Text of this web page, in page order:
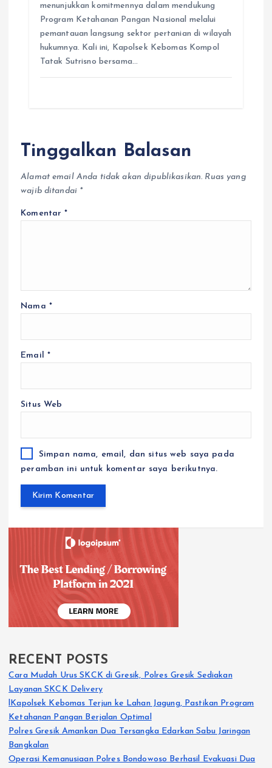
menunjukkan komitmennya dalam mendukung
Program Ketahanan Pangan Nasional melalui
pemantauan langsung sektor pertanian di wilayah
hukumnya. Kali ini, Kapolsek Kebomas Kompol
Tatak Sutrisno bersama…
Tinggalkan Balasan
Alamat email Anda tidak akan dipublikasikan. Ruas yang
wajib ditandai *
Komentar*
Nama *
Email *
Situs Web
Simpan nama, email, dan situs web saya pada
peramban ini untuk komentar saya berikutnya.
RECENT POSTS
Cara Mudah Urus SKCK di Gresik, Polres Gresik Sediakan
Layanan SKCK Delivery
lKapolsek Kebomas Terjun ke Lahan Jagung, Pastikan Program
Ketahanan Pangan Berjalan Optimal
Polres Gresik Amankan Dua Tersangka Edarkan Sabu Jaringan
Bangkalan
Operasi Kemanusiaan Polres Bondowoso Berhasil Evakuasi Dua